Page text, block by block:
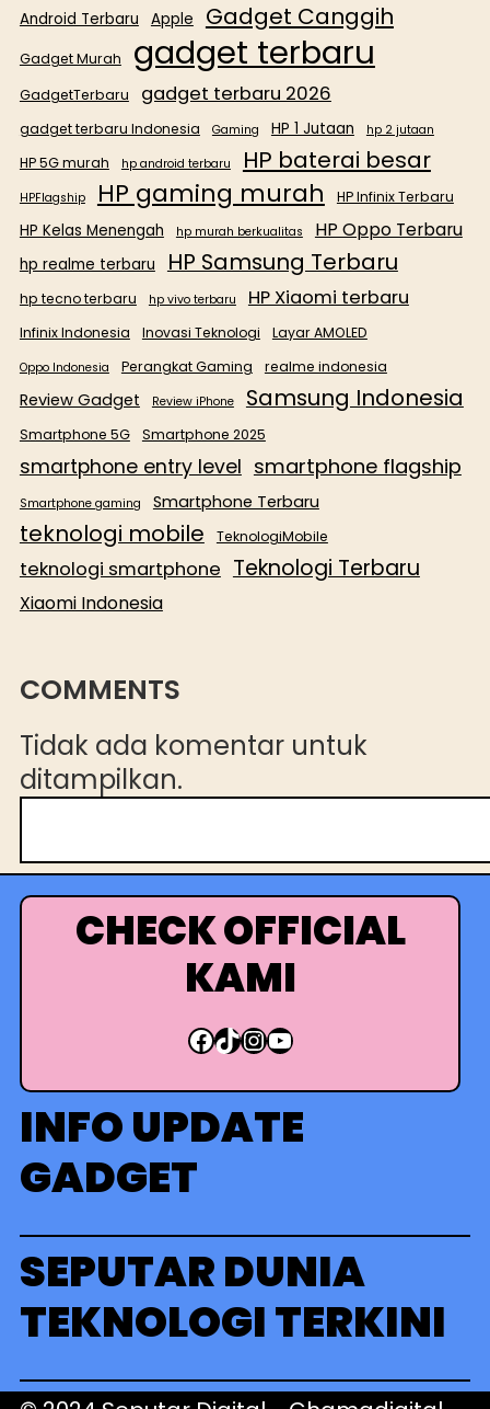
Android Terbaru Apple Gadget Canggih
Gadget Murah gadget terbaru
GadgetTerbaru gadget terbaru 2026
gadget terbaru Indonesia Gaming HP 1 Jutaan hp 2 jutaan
HP 5G murah hp android terbaru HP baterai besar
HPFlagship HP gaming murah HP Infinix Terbaru
HP Kelas Menengah hp murah berkualitas HP Oppo Terbaru
hp realme terbaru HP Samsung Terbaru
hp tecno terbaru hp vivo terbaru HP Xiaomi terbaru
Infinix Indonesia Inovasi Teknologi Layar AMOLED
Oppo Indonesia Perangkat Gaming realme indonesia
Review Gadget Review iPhone Samsung Indonesia
Smartphone 5G Smartphone 2025
smartphone entry level smartphone flagship
Smartphone gaming Smartphone Terbaru
teknologi mobile TeknologiMobile
teknologi smartphone Teknologi Terbaru
Xiaomi Indonesia
COMMENTS
Tidak ada komentar untuk
ditampilkan.
r
i
CHECK OFFICIAL
KAMI
Facebook TikTok InstagramYouTube
INFO UPDATE
GADGET
SEPUTAR DUNIA
TEKNOLOGI TERKINI